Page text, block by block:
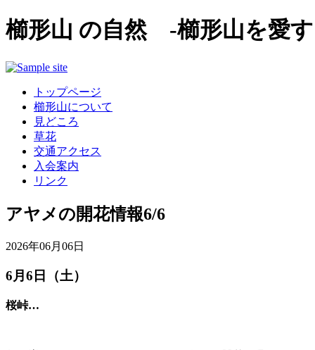
櫛形山 の自然 -櫛形山を愛
トップページ
櫛形山について
見どころ
草花
交通アクセス
入会案内
リンク
アヤメの開花情報6/6
2026年06月06日
6月6日（土）
桜峠…